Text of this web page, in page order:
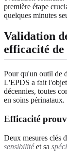
première étape
quelques minutes
Validation
efficacité
Pour qu'un outil de
L'EPDS a fait l'objet
décennies, toutes
en soins périnataux.
Efficacité
Deux mesures clés
sensibilitéet sa